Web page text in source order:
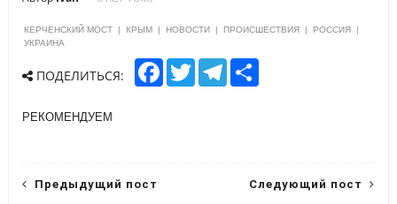
КЕРЧЕНСКИЙ МОСТ | КРЫМ | НОВОСТИ | ПРОИСШЕСТВИЯ | РОССИЯ
|
УКРАИНА
ПОДЕЛИТЬСЯ:
F
T
w
T
S
РЕКОМЕНДУЕМ
Следующий пост
Предыдущий пост